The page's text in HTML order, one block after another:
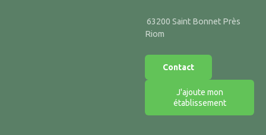
63200 Saint Bonnet Près
Riom
Contact
J'ajoute mon
établissement